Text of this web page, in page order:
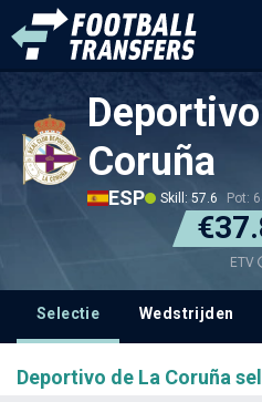
Coruña
ESP Skill: 57.6 Pot:
ETV
Selectie Wedstrijden
Deportivo de La Coruña